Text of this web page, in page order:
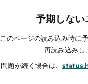
予期しない
このページの読み込み時に
再読み込みし
問題が続く場合は、